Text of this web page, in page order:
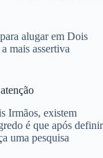
alugar em Dois
mais assertiva
Irmãos, existem
é que após definir
uma pesquisa